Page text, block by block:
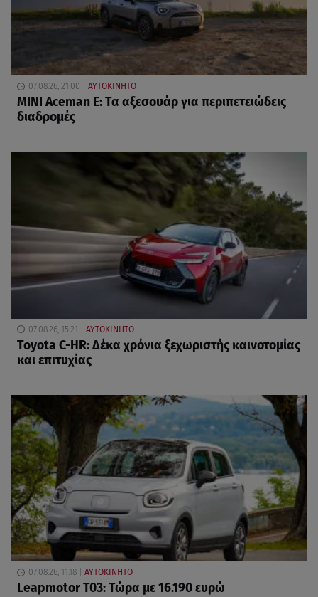
07.08.26, 21:00 ΑΥΤΟΚΙΝΗΤΟ
MINI Aceman E: Τα αξεσουάρ για περιπετειώδεις
διαδρομές
07.08.26, 15:21 ΑΥΤΟΚΙΝΗΤΟ
Toyota C-HR: Δέκα χρόνια ξεχωριστής καινοτομίας
και επιτυχίας
07.08.26, 11:18 ΑΥΤΟΚΙΝΗΤΟ
Leapmotor T03: Τώρα με 16.190 ευρώ